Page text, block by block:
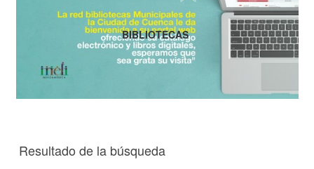
Resultado de la búsqueda
BIBLIOTECAS